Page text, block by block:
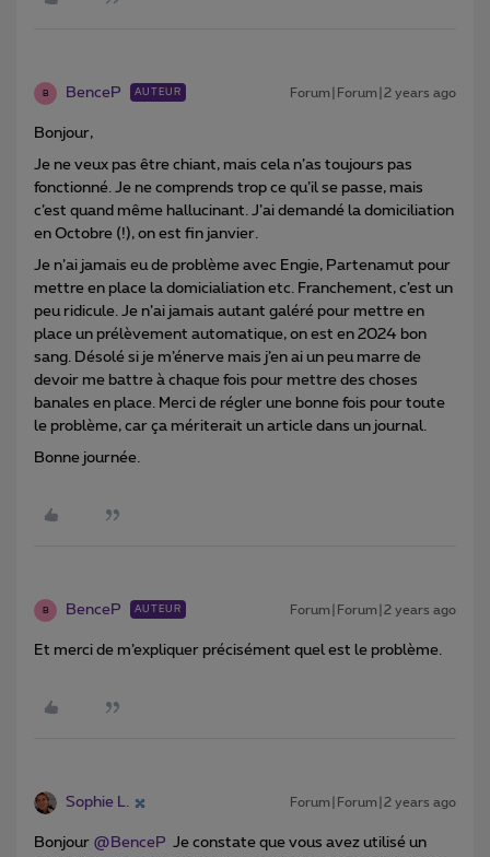
B BenceP AUTEUR Forum|Forum|2 years ago
Bonjour,
Je ne veux pas être chiant, mais cela n’as toujours pas
fonctionné. Je ne comprends trop ce qu’il se passe, mais
c’est quand même hallucinant. J’ai demandé la domiciliation
en Octobre (!), on est fin janvier.
Je n’ai jamais eu de problème avec Engie, Partenamut pour
mettre en place la domicialiation etc. Franchement, c’est un
peu ridicule. Je n’ai jamais autant galéré pour mettre en
place un prélèvement automatique, on est en 2024 bon
sang. Désolé si je m’énerve mais j’en ai un peu marre de
devoir me battre à chaque fois pour mettre des choses
banales en place. Merci de régler une bonne fois pour toute
le problème, car ça mériterait un article dans un journal.
Bonne journée.
B BenceP AUTEUR Forum|Forum|2 years ago
Et merci de m’expliquer précisément quel est le problème.
Sophie L. Forum|Forum|2 years ago
Bonjour @BenceP Je constate que vous avez utilisé un